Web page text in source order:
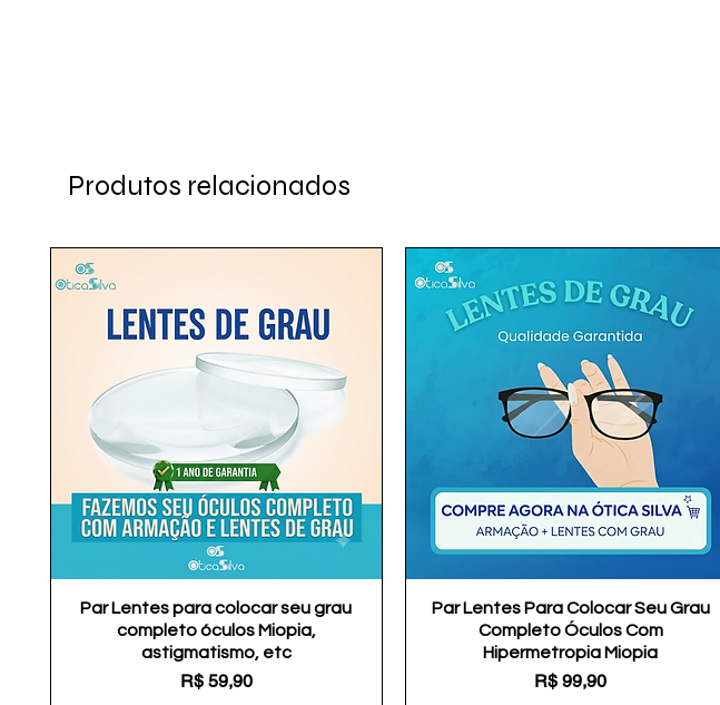
Produtos relacionados
Visualização rápida
Par Lentes para colocar seu grau
completo óculos Miopia,
astigmatismo, etc
Preço
R$ 59,90
Visualização rápida
Par Lentes Para Colocar Seu Grau
Completo Óculos Com
Hipermetropia Miopia
Preço
R$ 99,90